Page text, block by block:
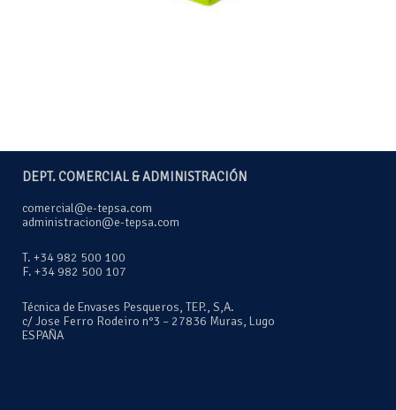
DEPT. COMERCIAL & ADMINISTRACIÓN
comercial@e-tepsa.com
administracion@e-tepsa.com
T. +34 982 500 100
F. +34 982 500 107
Técnica de Envases Pesqueros, TEP., S,A.
c/ Jose Ferro Rodeiro n°3 – 27836 Muras, Lugo
ESPAÑA